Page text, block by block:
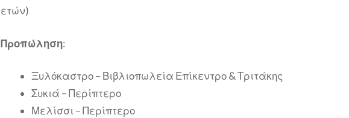
ετών)
Προπώληση:
Ξυλόκαστρο – Βιβλιοπωλεία Επίκεντρο & Τριτάκης
Συκιά – Περίπτερο
Μελίσσι – Περίπτερο